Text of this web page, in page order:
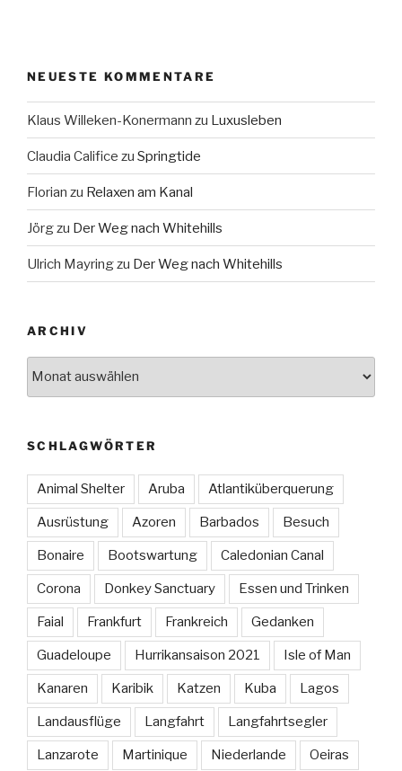
NEUESTE KOMMENTARE
Klaus Willeken-Konermann zu Luxusleben
Claudia Califice zu Springtide
Florian zu Relaxen am Kanal
Jörgzu Der Weg nach Whitehills
Ulrich Mayringzu Der Weg nach Whitehills
ARCHIV
SCHLAGWÖRTER
Animal Shelter Aruba Atlantiküberquerung
Ausrüstung Azoren Barbados Besuch
Bonaire Bootswartung Caledonian Canal
Corona Donkey Sanctuary Essen und Trinken
Faial Frankfurt Frankreich Gedanken
Guadeloupe Hurrikansaison 2021 Isle of Man
Kanaren Karibik Katzen Kuba Lagos
Landausflüge Langfahrt Langfahrtsegler
Lanzarote Martinique Niederlande Oeiras